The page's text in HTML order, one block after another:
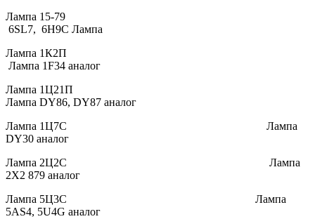
Лампа 15-79
6SL7, 6H9C Лампа
Лампа 1К2П
Лампа 1F34 аналог
Лампа 1Ц21П
Лампа DY86, DY87 аналог
Лампа 1Ц7С Лампа
DY30 аналог
Лампа 2Ц2С Лампа
2X2 879 аналог
Лампа 5Ц3С Лампа
5AS4, 5U4G аналог